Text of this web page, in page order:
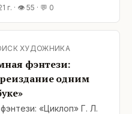
новость для
роман Г. Л. Олди
г. · 👁 55 · 💬 0
ХУДОЖНИКА
фэнтези:
одним
«Циклоп» Г. Л.